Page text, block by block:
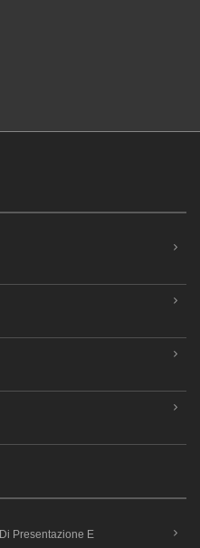
Presentazione E